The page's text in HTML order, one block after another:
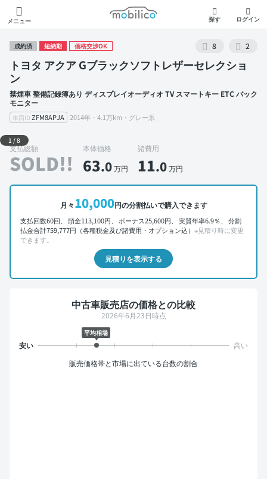
メニュー
モビリコ
探す ログイン
成約済 短納期 価格交渉OK 8 2
トヨタ アクア Gブラックソフトレザーセレクショ
ン
禁煙車 整備記録簿あり ディスプレイオーディオ TV スマートキー ETC バック
モニター
車両ID ZFM8APJA 2014年・4.1万km・グレー系
外装 左前
1 /8
支払総額
SOLD!!
本体価格
63.0万円
諸費用
11.0万円
月々10,000円の分割払いで購入できます
支払回数60回、 頭金113,100円、 ボーナス25,600円、 実質年率6.9％、 分割
払金合計759,777円（各種税金及び諸費用・オプション込） ※見積り時に変更
できます。
見積りを表示する
中古車販売店の価格との比較
2026年6月23日時点
平均相場
販売価格帯と市場に出ている台数の割合